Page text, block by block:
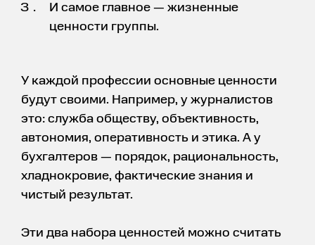
И самое главное — жизненные
ценности группы.
У каждой профессии основные ценности
будут своими. Например, у журналистов
это: служба обществу, объективность,
автономия, оперативность и этика. А у
бухгалтеров — порядок, рациональность,
хладнокровие, фактические знания и
чистый результат.
Эти два набора ценностей можно считать